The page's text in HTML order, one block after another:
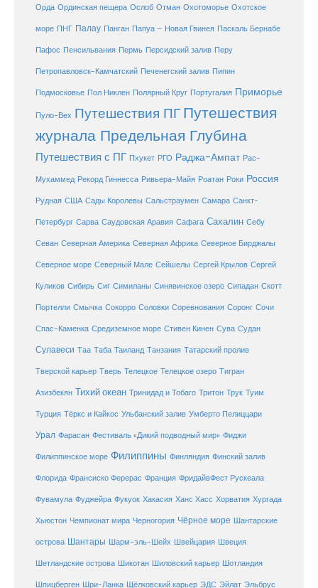
Орда Ординская пещера Ослоб Отман Охотоморье Охотское
море ПНГ Палау Панган Папуа – Новая Гвинея Паскаль Бернабе
Пафос Пенсильвания Пермь Персидский залив Перу
Петропавловск-Камчатский Печенегский залив Пипин
Подмосковье Пол Никлен Полярный Круг Португалия Приморье
Пуло-Вех Путешествия ПГ Путешествия
журнала Предельная Глубина
Путешествия с ПГ Пхукет РГО Раджа-Ампат Рас-
Мухаммед Рекорд Гиннесса Ривьера-Майя Роатан Роки Россия
Рудная США Сады Королевы Сальстраумен Самара Санкт-
Петербург Сарва Саудовская Аравия Сафага Сахалин Себу
Севан Северная Америка Северная Африка Северное Бирджалы
Северное море Северный Мале Сейшелы Сергей Крылов Сергей
Куликов Сибирь Сиг Симиланы Синявинское озеро Сипадан Скотт
Портелли Смычка Сокорро Соловки Соревнования Соронг Сочи
Спас-Каменка Средиземное море Стивен Кинен Сува Судан
Сулавеси Таа Таба Таиланд Танзания Татарский пролив
Тверской карьер Тверь Телецкое Телецкое озеро Тигран
Азизбекян Тихий океан Тринидад и Тобаго Тритон Трук Туим
Турция Тёркс и Кайкос Ульбанский залив Умберто Пелиццари
Урал Фарасан Фестиваль «Дикий подводный мир» Фиджи
Филиппинское море Филиппины Финляндия Финский залив
Флорида Франсиско Ферерас Франция ФридайвФест Рускеала
Фувамула Фуджейра Фукуок Хакасия Ханс Хасс Хорватия Хургада
Хьюстон Чемпионат мира Черногория Чёрное море Шантарские
острова Шантары Шарм-эль-Шейх Швейцария Швеция
Шетландские острова Шикотан Шиловский карьер Шотландия
Шпицберген Шри-Ланка Щёлковский карьер ЭДС Эйлат Эльбрус